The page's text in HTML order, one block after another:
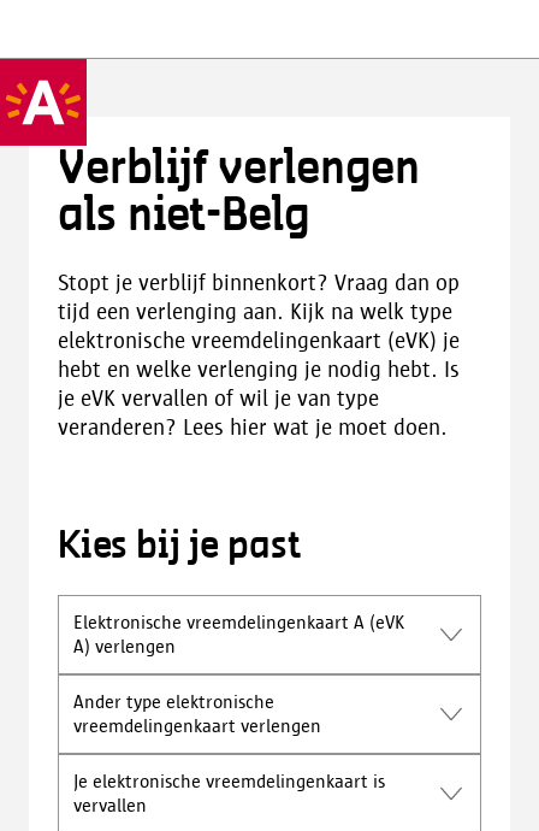
Verblijf verlengen
als niet-Belg
Stopt je verblijf binnenkort? Vraag dan op
tijd een verlenging aan. Kijk na welk type
elektronische vreemdelingenkaart (eVK) je
hebt en welke verlenging je nodig hebt. Is
je eVK vervallen of wil je van type
veranderen? Lees hier wat je moet doen.
Kies bij je past
Elektronische vreemdelingenkaart A (eVK
A) verlengen
Ander type elektronische
vreemdelingenkaart verlengen
Je elektronische vreemdelingenkaart is
vervallen